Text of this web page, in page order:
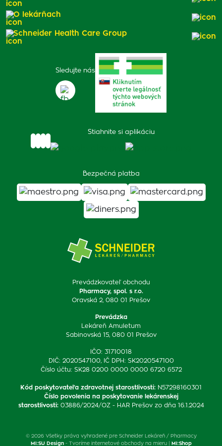
Prevádzkovateľ obchodu
Pharmacy, spol. s r.o.
Oravská 2, 080 01 Prešov
Prevádzka
Lekáreň Amuletum
Sabinovská 15, 080 01 Prešov
IČO: 31710018
DIČ: 2020547100, IČ DPH: SK2020547100
Číslo účtu: SK28 0200 0000 0000 6720 6572
Kód poskytovateľa zdravotnej starostlivosti: N57298160301
Číslo povolenia na poskytovanie lekárenskej
starostlivosti: 03886/2024/OZ - HAR Prešov zo dňa 16.1.2024
Sledujte nás
Stiahnite si aplikáciu
Bezpečná platba
O lekárňach
Schneider Health Care Group
© 2026 Všetky práva vyhradené pre Schneider Lekáreň / Pharmacy
MI:SU Design- Tvoríme internetové obchody na mieru | MI:Shop